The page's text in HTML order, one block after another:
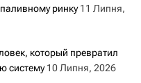
ринку 11 Липня,
который превратил
систему 10 Липня, 2026